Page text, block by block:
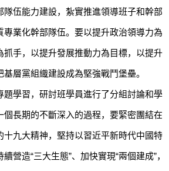
伍能力建設，紮實推進領導班子和幹部
業化幹部隊伍。要以提升政治領導力為
手，以提升發展推動力為目標，以提升
層黨組織建設成為堅強戰鬥堡壘。
學習，研討班學員進行了分組討論和學
長期的不斷深入的過程，要緊密團結在
九大精神，堅持以習近平新時代中國特
營造“三大生態”、加快實現“兩個建成”，